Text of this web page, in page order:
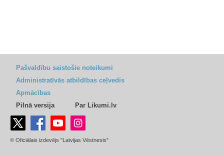
Pašvaldību saistošie noteikumi
Administratīvās atbildības ceļvedis
Apmācības
Pilnā versija
Par Likumi.lv
© Oficiālais izdevējs "Latvijas Vēstnesis"